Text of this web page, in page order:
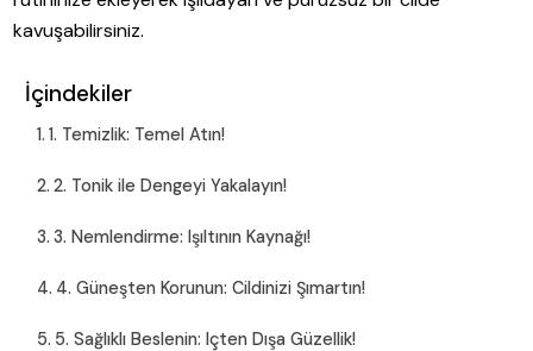
kavuşabilirsiniz.
İçindekiler
1. Temizlik: Temel Atın!
2. Tonik ile Dengeyi Yakalayın!
3. Nemlendirme: Işıltının Kaynağı!
4. Güneşten Korunun: Cildinizi Şımartın!
5. Sağlıklı Beslenin: Içten Dışa Güzellik!